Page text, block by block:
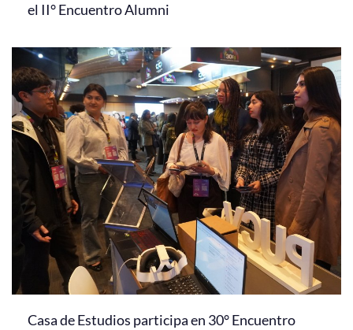
el II° Encuentro Alumni
Casa de Estudios participa en 30° Encuentro